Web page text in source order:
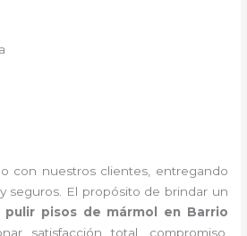
con nuestros clientes, entregando
seguros. El propósito de brindar un
pulir pisos de mármol en Barrio
satisfacción total, compromiso,